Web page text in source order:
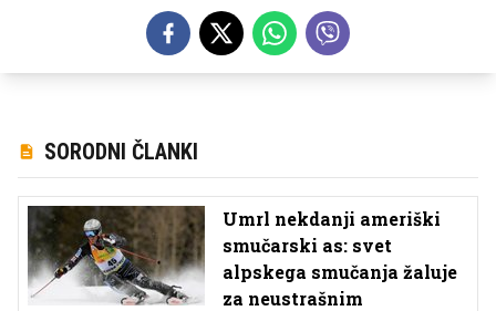
SORODNI ČLANKI
Umrl nekdanji ameriški
smučarski as: svet
alpskega smučanja žaluje
za neustrašnim